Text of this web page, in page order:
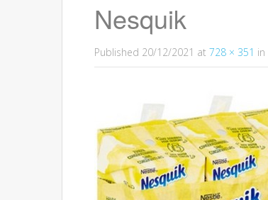
Nesquik
Published 20/12/2021 at 728 × 351 in